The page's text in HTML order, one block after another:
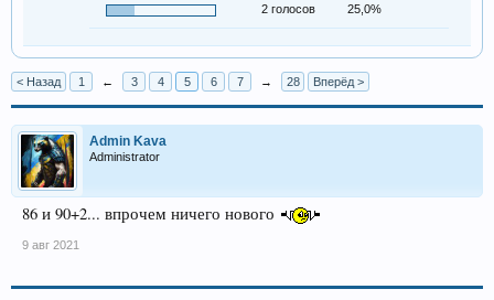
2 голосов 25,0%
< Назад 1 ← 3 4 5 6 7 → 28 Вперёд >
Admin Kava
Administrator
86 и 90+2... впрочем ничего нового
9 авг 2021